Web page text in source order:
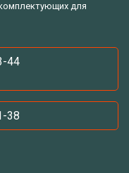
для
44
38